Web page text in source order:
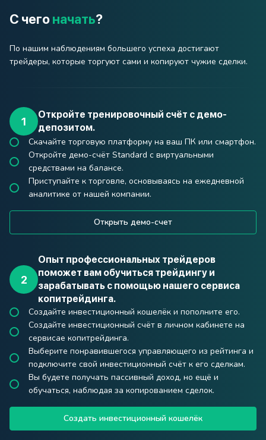
С чегоначать?
По нашим наблюдениям большего успеха достигают
трейдеры, которые торгуют сами и копируют чужие сделки.
Откройте тренировочный счёт с демо-
депозитом.
Скачайте торговую платформу на ваш ПК или смартфон.
Откройте демо-счёт Standard c виртуальными
средствами на балансе.
Приступайте к торговле, основываясь на ежедневной
аналитике от нашей компании.
Открыть демо-счет
Опыт профессиональных трейдеров
поможет вам обучиться трейдингу и
зарабатывать с помощью нашего сервиса
копитрейдинга.
Создайте инвестиционный кошелёк и пополните его.
Создайте инвестиционный счёт в личном кабинете на
сервисае копитрейдинга.
Выберите понравившегося управляющего из рейтинга и
подключите свой инвестиционный счёт к его сделкам.
Вы будете получать пассивный доход, но ещё и
обучаться, наблюдая за копированием сделок.
Создать инвестиционный кошелёк